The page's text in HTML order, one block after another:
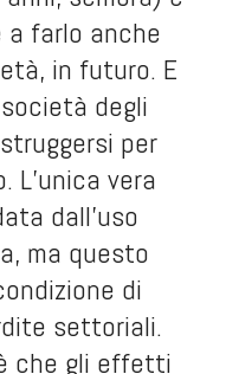
farlo anche
in futuro. E
degli
per
L’unica vera
dall’uso
ma questo
di
settoriali.
che gli effetti